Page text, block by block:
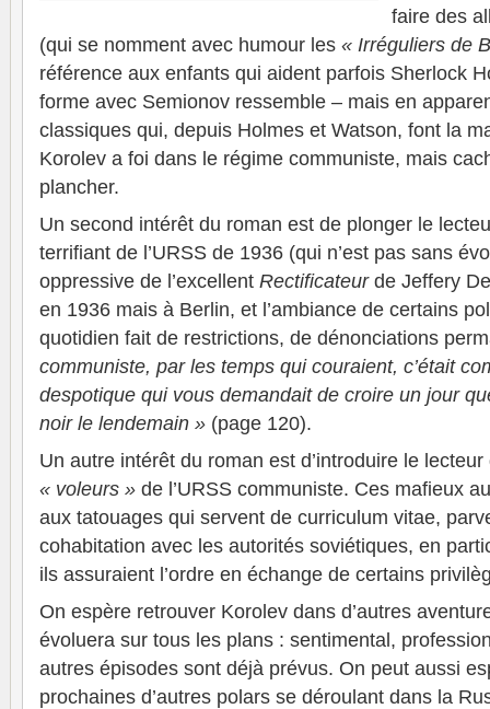
faire des
(qui se nomment avec humour les « Irréguliers de
référence aux enfants qui aident parfois Sherlock
forme avec Semionov ressemble – mais en
classiques qui, depuis Holmes et Watson, font la
Korolev a foi dans le régime communiste, mais
plancher.
Un second intérêt du roman est de plonger le
terrifiant de l’URSS de 1936 (qui n’est pas sans
oppressive de l’excellent Rectificateurde Jeffery
en 1936 mais à Berlin, et l’ambiance de certains
quotidien fait de restrictions, de dénonciations
communiste, par les temps qui couraient, c’était
despotique qui vous demandait de croire un jour
noir le lendemain » (page 120).
Un autre intérêt du roman est d’introduire le
« voleurs » de l’URSS communiste. Ces mafieux
aux tatouages qui servent de curriculum vitae,
cohabitation avec les autorités soviétiques, en
ils assuraient l’ordre en échange de certains
On espère retrouver Korolev dans d’autres
évoluera sur tous les plans : sentimental,
autres épisodes sont déjà prévus. On peut aussi
prochaines d’autres polars se déroulant dans la